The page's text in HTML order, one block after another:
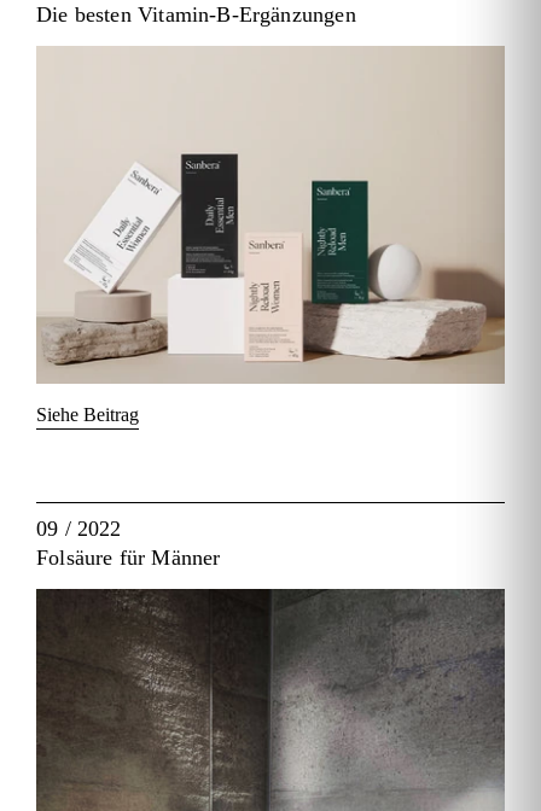
Die besten Vitamin-B-Ergänzungen
Siehe Beitrag
09 / 2022
Folsäure für Männer